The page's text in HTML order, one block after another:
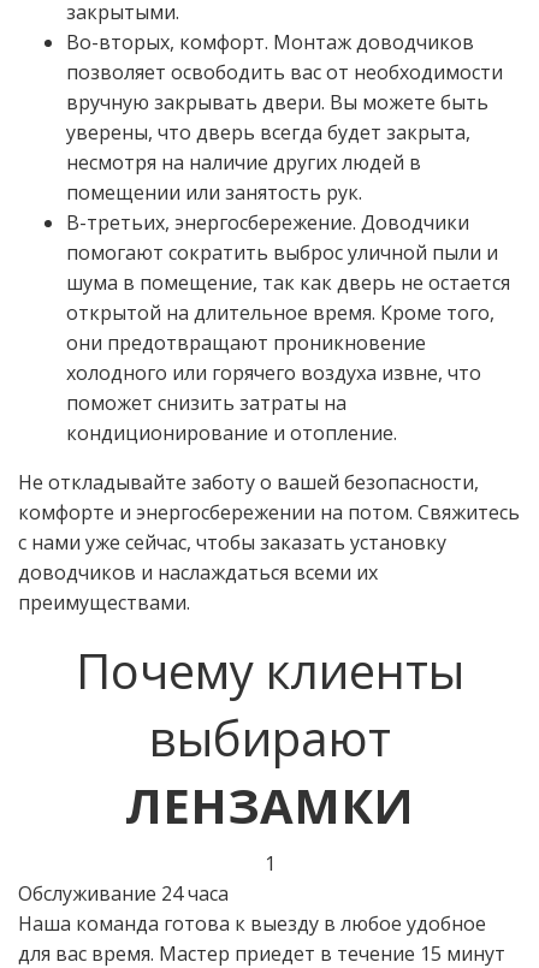
закрытыми.
Во-вторых, комфорт. Монтаж доводчиков
позволяет освободить вас от необходимости
вручную закрывать двери. Вы можете быть
уверены, что дверь всегда будет закрыта,
несмотря на наличие других людей в
помещении или занятость рук.
В-третьих, энергосбережение. Доводчики
помогают сократить выброс уличной пыли и
шума в помещение, так как дверь не остается
открытой на длительное время. Кроме того,
они предотвращают проникновение
холодного или горячего воздуха извне, что
поможет снизить затраты на
кондиционирование и отопление.
Не откладывайте заботу о вашей безопасности,
комфорте и энергосбережении на потом. Свяжитесь
с нами уже сейчас, чтобы заказать установку
доводчиков и наслаждаться всеми их
преимуществами.
Почему клиенты
выбирают
ЛЕНЗАМКИ
1
Обслуживание 24 часа
Наша команда готова к выезду в любое удобное
для вас время. Мастер приедет в течение 15 минут